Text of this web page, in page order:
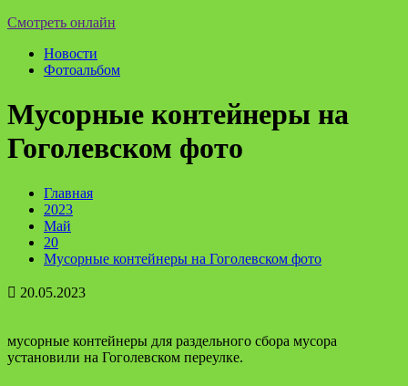
Смотреть онлайн
Новости
Фотоальбом
Мусорные контейнеры на
Гоголевском фото
Главная
2023
Май
20
Мусорные контейнеры на Гоголевском фото
20.05.2023
мусорные контейнеры для раздельного сбора мусора
установили на Гоголевском переулке.